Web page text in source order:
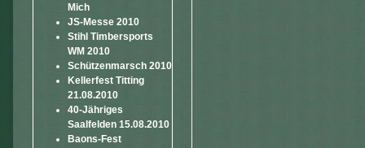
Mich
JS-Messe 2010
Stihl Timbersports
WM 2010
Schützenmarsch 2010
Kellerfest Titting
21.08.2010
40-Jähriges
Saalfelden 15.08.2010
Baons-Fest